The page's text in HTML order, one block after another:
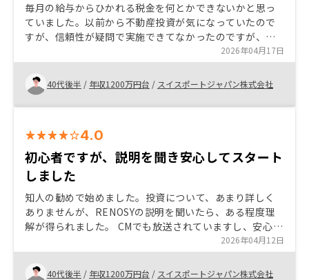
毎月の給与からひかれる税金を何とかできないかと思っ
ていました。以前から不動産投資が気になっていたので
すが、信頼性が疑問で実施できてなかったのですが、知
人の紹介でrenoryを知り、話を聞いて始めました。知人
もしてた事もありますが、今は、特に気にする事もなく
やってます。
2026年04月17日
40代後半 / 年収1200万円台 / スイスポートジャパン株式会社
4.0
初心者ですが、説明を聞き安心してスタート
しました
知人の勧めで始めました。投資について、あまり詳しく
ありませんが、RENOSYの説明を聞いたら、ある程度理
解が得られました。 CMでも放送されていますし、安心し
て不動産投資をスタートできるかと思います。 不動産投
資について、基本的にところからお話しをしていただけ
たらありがたいです。無知なもので
2026年04月12日
40代後半 / 年収1200万円台 / スイスポートジャパン株式会社